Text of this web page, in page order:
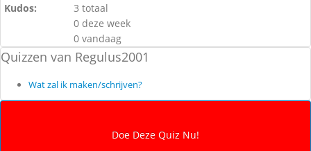
Kudos:
3 totaal
0 deze week
0 vandaag
Quizzen van Regulus2001
Wat zal ik maken/schrijven?